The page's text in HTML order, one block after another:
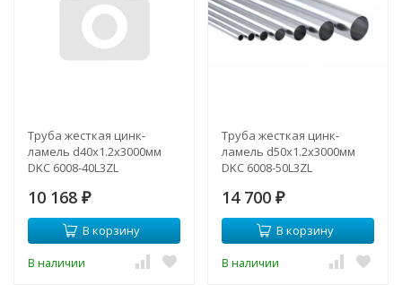
Труба жесткая цинк-
ламель d40x1.2x3000мм
DKC 6008-40L3ZL
10 168 ₽
В корзину
В наличии
Труба жесткая цинк-
ламель d50x1.2x3000мм
DKC 6008-50L3ZL
14 700 ₽
В корзину
В наличии